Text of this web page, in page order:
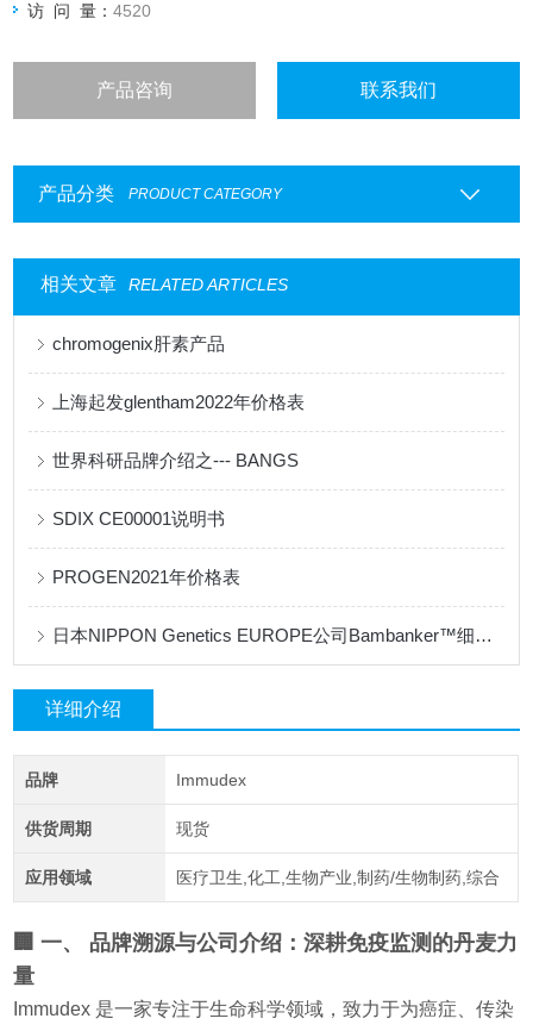
访 问 量：4520
产品咨询 联系我们
产品分类 PRODUCT CATEGORY
相关文章 RELATED ARTICLES
chromogenix肝素产品
上海起发glentham2022年价格表
世界科研品牌介绍之--- BANGS
SDIX CE00001说明书
PROGEN2021年价格表
日本NIPPON Genetics EUROPE公司Bambanker™细胞冻存液产品手册
详细介绍
品牌 Immudex
供货周期 现货
应用领域 医疗卫生,化工,生物产业,制药/生物制药,综合
🏢 一、 品牌溯源与公司介绍：深耕免疫监测的丹麦力
量
Immudex 是一家专注于生命科学领域，致力于为癌症、传染